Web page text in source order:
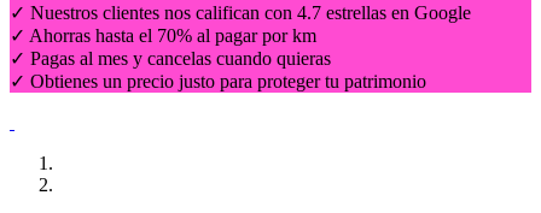
✓ Nuestros clientes nos califican con 4.7 estrellas en Google
✓ Ahorras hasta el 70% al pagar por km
✓ Pagas al mes y cancelas cuando quieras
✓ Obtienes un precio justo para proteger tu patrimonio